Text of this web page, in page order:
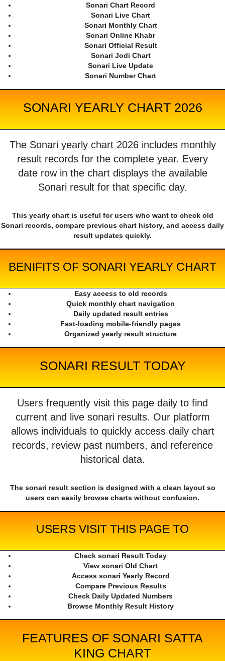
Sonari Chart Record
Sonari Live Chart
Sonari Monthly Chart
Sonari Online Khabr
Sonari Official Result
Sonari Jodi Chart
Sonari Live Update
Sonari Number Chart
SONARI YEARLY CHART 2026
The Sonari yearly chart 2026 includes monthly
result records for the complete year. Every
date row in the chart displays the available
Sonari result for that specific day.
This yearly chart is useful for users who want to check old
Sonari records, compare previous chart history, and access daily
result updates quickly.
BENIFITS OF SONARI YEARLY CHART
Easy access to old records
Quick monthly chart navigation
Daily updated result entries
Fast-loading mobile-friendly pages
Organized yearly result structure
SONARI RESULT TODAY
Users frequently visit this page daily to find
current and live sonari results. Our platform
allows individuals to quickly access daily chart
records, review past numbers, and reference
historical data.
The sonari result section is designed with a clean layout so
users can easily browse charts without confusion.
USERS VISIT THIS PAGE TO
Check sonari Result Today
View sonari Old Chart
Access sonari Yearly Record
Compare Previous Results
Check Daily Updated Numbers
Browse Monthly Result History
FEATURES OF SONARI SATTA
KING CHART